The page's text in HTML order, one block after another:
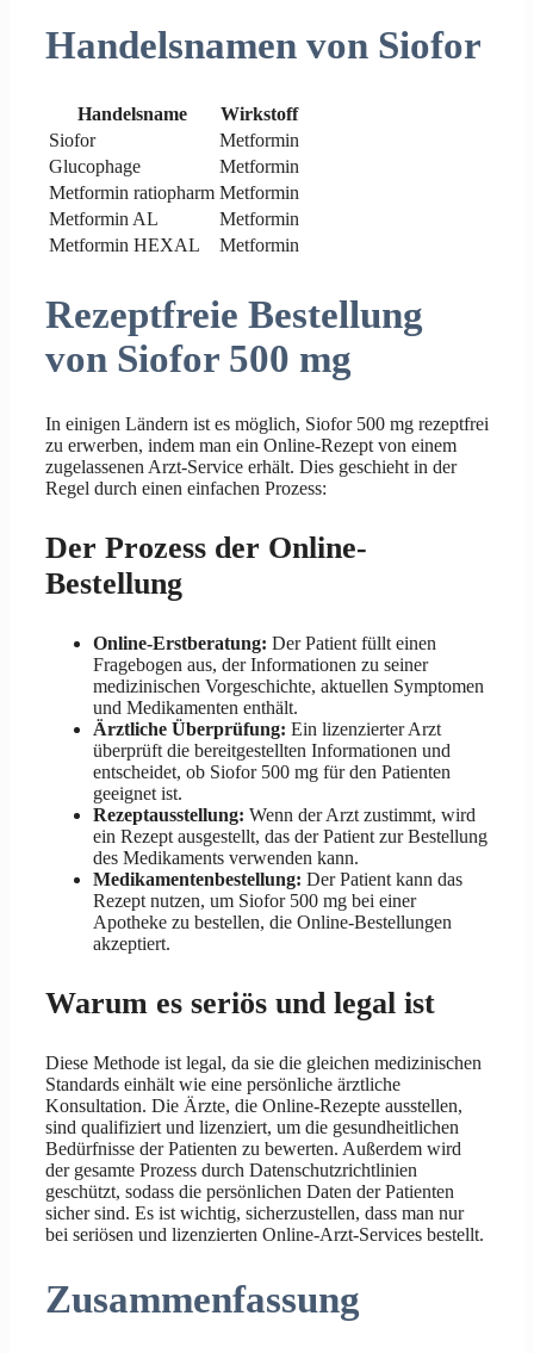
Handelsnamen von Siofor
Handelsname
Wirkstoff
Siofor
Metformin
Glucophage
Metformin
Metformin ratiopharm Metformin
Metformin AL
Metformin
Metformin HEXAL
Metformin
Rezeptfreie Bestellung
von Siofor 500 mg
In einigen Ländern ist es möglich, Siofor 500 mg rezeptfrei
zu erwerben, indem man ein Online-Rezept von einem
zugelassenen Arzt-Service erhält. Dies geschieht in der
Regel durch einen einfachen Prozess:
Der Prozess der Online-
Bestellung
Online-Erstberatung: Der Patient füllt einen
Fragebogen aus, der Informationen zu seiner
medizinischen Vorgeschichte, aktuellen Symptomen
und Medikamenten enthält.
Ärztliche Überprüfung: Ein lizenzierter Arzt
überprüft die bereitgestellten Informationen und
entscheidet, ob Siofor 500 mg für den Patienten
geeignet ist.
Rezeptausstellung: Wenn der Arzt zustimmt, wird
ein Rezept ausgestellt, das der Patient zur Bestellung
des Medikaments verwenden kann.
Medikamentenbestellung: Der Patient kann das
Rezept nutzen, um Siofor 500 mg bei einer
Apotheke zu bestellen, die Online-Bestellungen
akzeptiert.
Warum es seriös und legal ist
Diese Methode ist legal, da sie die gleichen medizinischen
Standards einhält wie eine persönliche ärztliche
Konsultation. Die Ärzte, die Online-Rezepte ausstellen,
sind qualifiziert und lizenziert, um die gesundheitlichen
Bedürfnisse der Patienten zu bewerten. Außerdem wird
der gesamte Prozess durch Datenschutzrichtlinien
geschützt, sodass die persönlichen Daten der Patienten
sicher sind. Es ist wichtig, sicherzustellen, dass man nur
bei seriösen und lizenzierten Online-Arzt-Services bestellt.
Zusammenfassung